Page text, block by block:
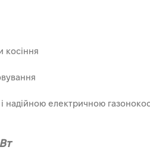
косіння
надійною електричною